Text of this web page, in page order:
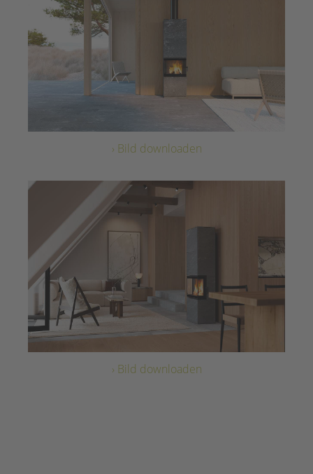
› Bild downloaden
› Bild downloaden